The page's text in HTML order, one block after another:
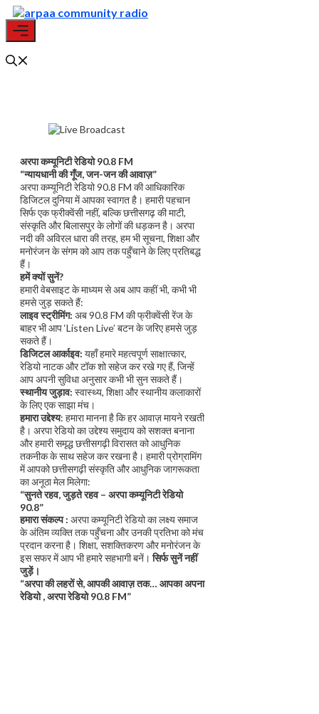
Skip
to
content
Menu
अरपा कम्यूनिटी रेडियो 90.8 FM
“न्यायधानी की गूँज, जन-जन की आवाज़”
अरपा कम्यूनिटी रेडियो 90.8 FM की आधिकारिक
डिजिटल दुनिया में आपका स्वागत है। हमारी पहचान
सिर्फ एक फ्रीक्वेंसी नहीं, बल्कि छत्तीसगढ़ की माटी,
संस्कृति और बिलासपुर के लोगों की धड़कन है। अरपा
नदी की अविरल धारा की तरह, हम भी सूचना, शिक्षा और
मनोरंजन के संगम को आप तक पहुँचाने के लिए प्रतिबद्ध
हैं।
हमें क्यों सुनें?
हमारी वेबसाइट के माध्यम से अब आप कहीं भी, कभी भी
हमसे जुड़ सकते हैं:
लाइव स्ट्रीमिंग: अब 90.8 FM की फ्रीक्वेंसी रेंज के
बाहर भी आप ‘Listen Live’ बटन के जरिए हमसे जुड़
सकते हैं।
डिजिटल आर्काइव: यहाँ हमारे महत्वपूर्ण साक्षात्कार,
रेडियो नाटक और टॉक शो सहेज कर रखे गए हैं, जिन्हें
आप अपनी सुविधा अनुसार कभी भी सुन सकते हैं।
स्थानीय जुड़ाव: स्वास्थ्य, शिक्षा और स्थानीय कलाकारों
के लिए एक साझा मंच।
हमारा उद्देश्य: हमारा मानना है कि हर आवाज़ मायने रखती
है। अरपा रेडियो का उद्देश्य समुदाय को सशक्त बनाना
और हमारी समृद्ध छत्तीसगढ़ी विरासत को आधुनिक
तकनीक के साथ सहेज कर रखना है। हमारी प्रोग्रामिंग
में आपको छत्तीसगढ़ी संस्कृति और आधुनिक जागरूकता
का अनूठा मेल मिलेगा:
“सुनते रहव, जुड़ते रहव – अरपा कम्यूनिटी रेडियो
90.8”
हमारा संकल्प : अरपा कम्यूनिटी रेडियो का लक्ष्य समाज
के अंतिम व्यक्ति तक पहुँचना और उनकी प्रतिभा को मंच
प्रदान करना है। शिक्षा, सशक्तिकरण और मनोरंजन के
इस सफर में आप भी हमारे सहभागी बनें।सिर्फ सुनें नहीं
जुड़ें।
“अरपा की लहरों से, आपकी आवाज़ तक… आपका अपना
रेडियो , अरपा रेडियो 90.8 FM”